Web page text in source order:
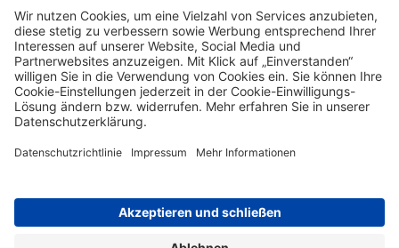
Impressum Datenschutz Barrierefreiheit